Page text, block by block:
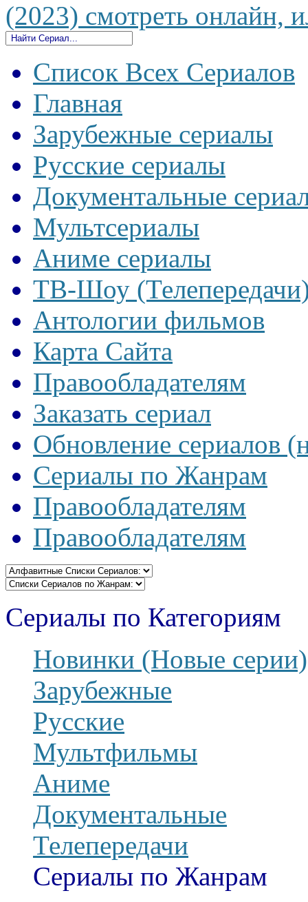
(2023) смотреть онлайн,
Список Всех Сериалов
Главная
Зарубежные сериалы
Русские сериалы
Документальные
Мультсериалы
Аниме сериалы
ТВ-Шоу
Антологии фильмов
Карта Сайта
Правообладателям
Заказать сериал
Обновление сериалов
Сериалы по Жанрам
Правообладателям
Правообладателям
Сериалы по Категориям
Новинки (Новые серии)
Зарубежные
Русские
Мультфильмы
Аниме
Документальные
Телепередачи
Сериалы по Жанрам